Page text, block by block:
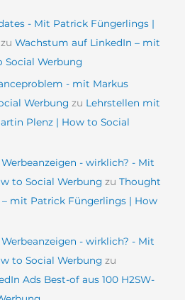
- Mit Patrick Füngerlings |
zuWachstum auf LinkedIn – mit
Social Werbung
- mit Markus
Werbung zu Lehrstellen mit
Plenz | How to Social
- wirklich? - Mit
to Social Werbung zuThought
– mit Patrick Füngerlings | How
- wirklich? - Mit
to Social Werbung zu
Ads Best-of aus 100 H2SW-